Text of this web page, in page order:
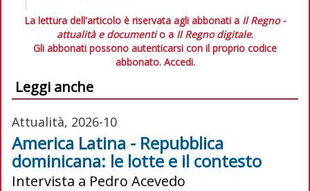
La lettura dell'articolo è riservata agli abbonati a Il Regno -
attualità e documentio a Il Regno digitale.
Gli abbonati possono autenticarsi con il proprio codice
abbonato. Accedi.
Leggi anche
Attualità, 2026-10
America Latina - Repubblica
dominicana: le lotte e il contesto
Intervista a Pedro Acevedo